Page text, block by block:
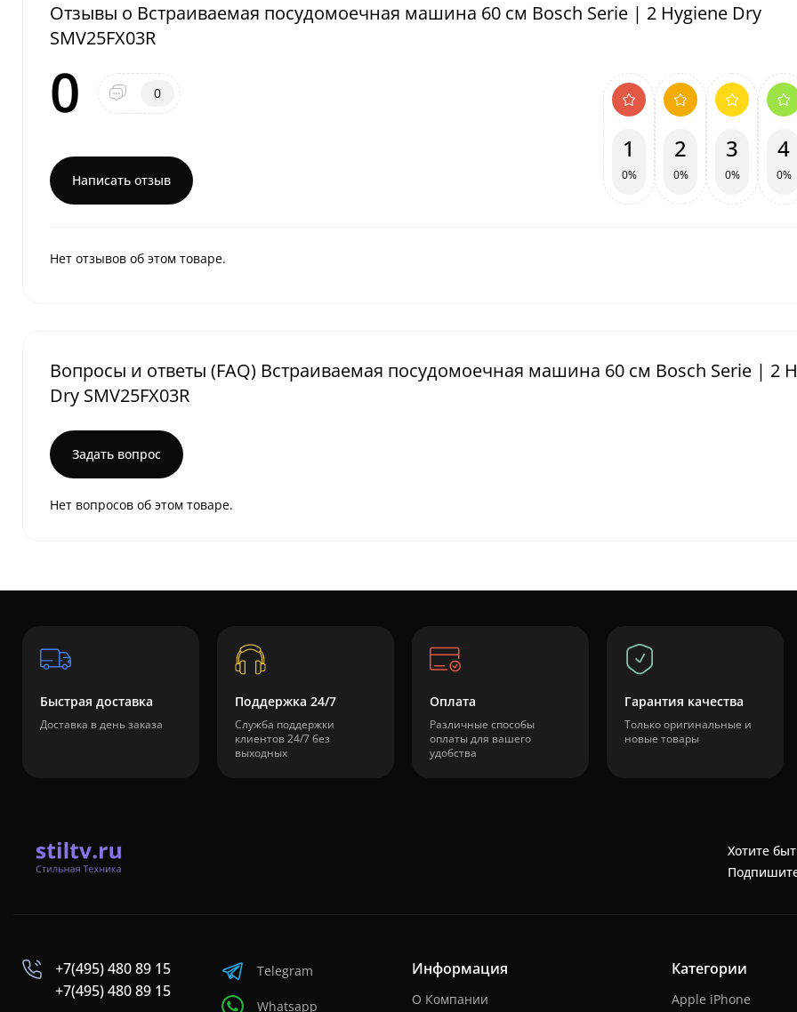
Отзывы о Встраиваемая посудомоечная машина 60 см Bosch Serie | 2 Hygiene Dry
SMV25FX03R
0 0
Написать отзыв
1
0%
2
0%
3
0%
4
0%
Нет отзывов об этом товаре.
Вопросы и ответы (FAQ) Встраиваемая посудомоечная машина 60 см Bosch Serie | 2
Dry SMV25FX03R
Задать вопрос
Нет вопросов об этом товаре.
Быстрая доставка
Доставка в день заказа
Поддержка 24/7
Служба поддержки
клиентов 24/7 без
выходных
Оплата
Различные способы
оплаты для вашего
удобства
Гарантия качества
Только оригинальные и
новые товары
Хотите
+7(495) 480 89 15
+7(495) 480 89 15
Telegram
Whatsapp
Информация
О Компании
Категории
Apple iPhone